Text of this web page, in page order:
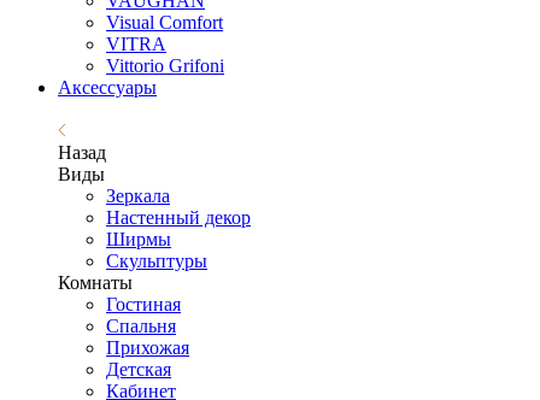
Visual Comfort
VITRA
Vittorio Grifoni
Аксессуары
Назад
Виды
Зеркала
Настенный декор
Ширмы
Скульптуры
Комнаты
Гостиная
Спальня
Прихожая
Детская
Кабинет